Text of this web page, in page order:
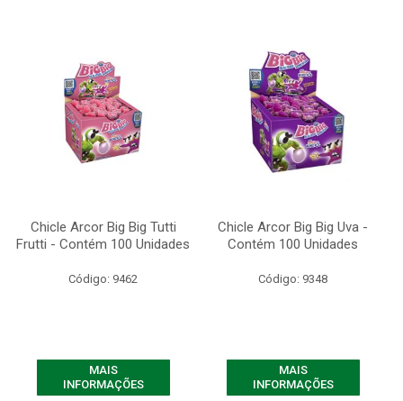
Chicle Arcor Big Big Tutti
Frutti - Contém 100 Unidades
Código: 9462
MAIS
INFORMAÇÕES
Chicle Arcor Big Big Uva -
Contém 100 Unidades
Código: 9348
MAIS
INFORMAÇÕES